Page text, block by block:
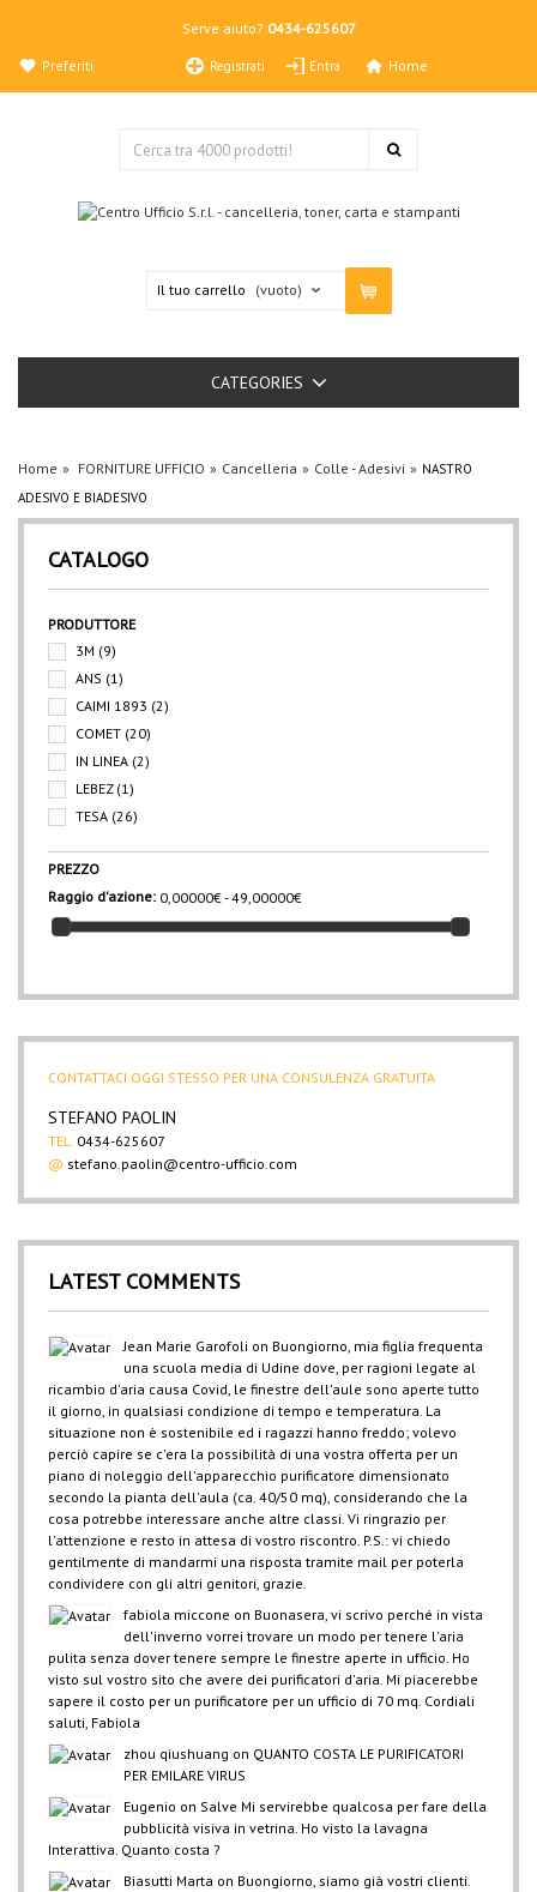
Serve aiuto? 0434-625607
Registrati Entra
Preferiti Home
Il tuo carrello (vuoto)
CATEGORIES
Home FORNITURE UFFICIO Cancelleria Colle - Adesivi
NASTRO
ADESIVO E BIADESIVO
CATALOGO
PRODUTTORE
3M (9)
ANS (1)
CAIMI 1893 (2)
COMET (20)
IN LINEA (2)
LEBEZ(1)
TESA (26)
PREZZO
Raggio d'azione: 0,00000€ - 49,00000€
CONTATTACI OGGI STESSO PER UNA CONSULENZA GRATUITA
STEFANO PAOLIN
TEL. 0434-625607
@ stefano.paolin@centro-ufficio.com
LATEST COMMENTS
Jean Marie Garofoli on Buongiorno, mia figlia frequenta
una scuola media di Udine dove, per ragioni legate al
ricambio d'aria causa Covid, le finestre dell'aule sono aperte tutto
il giorno, in qualsiasi condizione di tempo e temperatura. La
situazione non è sostenibile ed i ragazzi hanno freddo; volevo
perciò capire se c'era la possibilità di una vostra offerta per un
piano di noleggio dell'apparecchio purificatore dimensionato
secondo la pianta dell'aula (ca. 40/50 mq), considerando che la
cosa potrebbe interessare anche altre classi. Vi ringrazio per
l'attenzione e resto in attesa di vostro riscontro. P.S.: vi chiedo
gentilmente di mandarmi una risposta tramite mail per poterla
condividere con gli altri genitori, grazie.
fabiola miccone on Buonasera, vi scrivo perché in vista
dell'inverno vorrei trovare un modo per tenere l'aria
pulita senza dover tenere sempre le finestre aperte in ufficio. Ho
visto sul vostro sito che avere dei purificatori d'aria. Mi piacerebbe
sapere il costo per un purificatore per un ufficio di 70 mq. Cordiali
saluti, Fabiola
zhou qiushuang on QUANTO COSTA LE PURIFICATORI
PER EMILARE VIRUS
Eugenio on Salve Mi servirebbe qualcosa per fare della
pubblicità visiva in vetrina. Ho visto la lavagna
Interattiva. Quanto costa ?
Biasutti Marta on Buongiorno, siamo già vostri clienti.